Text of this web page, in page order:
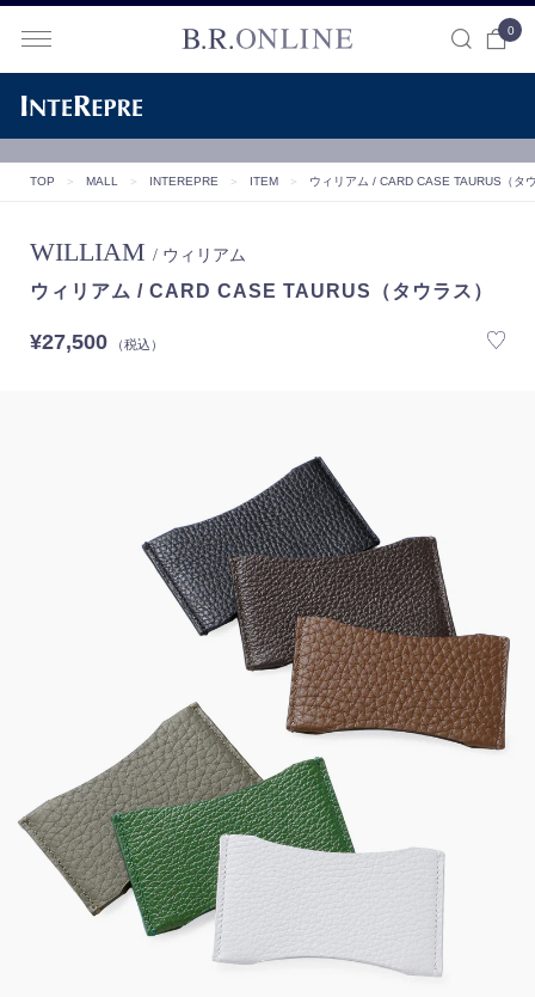
0
TOP ＞ MALL ＞ INTEREPRE ＞ ITEM ＞ ウィリアム / CARD CASE TAURUS（タ
WILLIAM / ウィリアム
ウィリアム / CARD CASE TAURUS（タウラス）
¥27,500（税込）